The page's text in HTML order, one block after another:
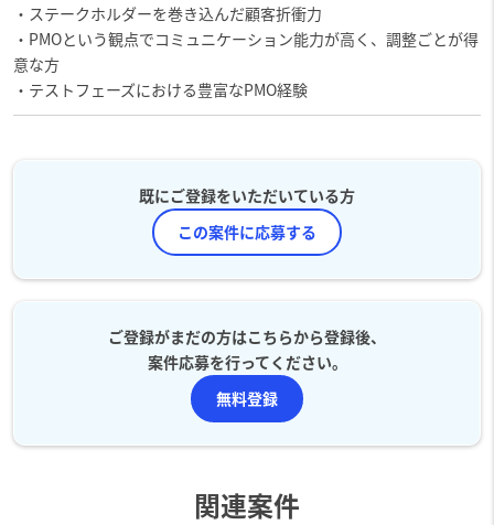
・ステークホルダーを巻き込んだ顧客折衝力
・PMOという観点でコミュニケーション能力が高く、調整ごとが得
意な方
・テストフェーズにおける豊富なPMO経験
既にご登録をいただいている方
この案件に応募する
ご登録がまだの方はこちらから登録後、
案件応募を行ってください。
無料登録
関連案件